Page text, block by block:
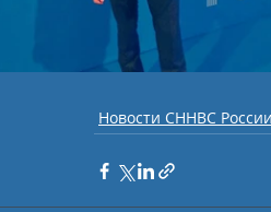
Новости СННВС России